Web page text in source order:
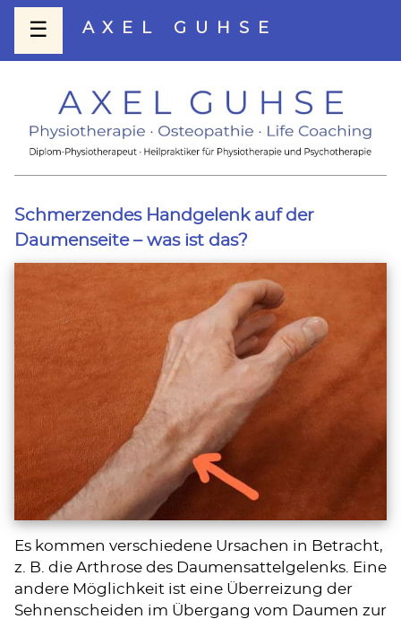
☰ AXEL GUHSE
Schmerzendes Handgelenk auf der
Daumenseite – was ist das?
Es kommen verschiedene Ursachen in Betracht,
z. B. die Arthrose des Daumensattelgelenks. Eine
andere Möglichkeit ist eine Überreizung der
Sehnenscheiden im Übergang vom Daumen zur